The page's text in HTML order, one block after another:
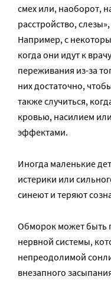
смех или, наоборот,
расстройство,
Например, с
когда они идут к
переживания из-за
них достаточно,
также случиться,
кровью, насилием
эффектами.
Иногда маленькие
истерики или
синеют и теряют
Обморок может быть
нервной системы,
непреодолимой
внезапного